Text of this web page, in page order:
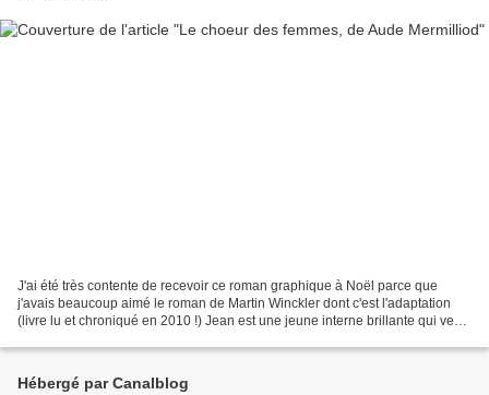
J'ai été très contente de recevoir ce roman graphique à Noël parce que
j'avais beaucoup aimé le roman de Martin Winckler dont c'est l'adaptation
(livre lu et chroniqué en 2010 !) Jean est une jeune interne brillante qui veut
Hébergé par Canalblog